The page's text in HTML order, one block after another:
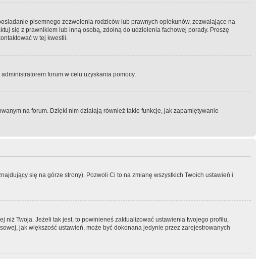
pisemnego zezwolenia rodziców lub prawnych opiekunów, zezwalające na
się z prawnikiem lub inną osobą, zdolną do udzielenia fachowej porady. Proszę
w tej kwestii.
forum w celu uzyskania pomocy.
na forum. Dzięki nim działają również takie funkcje, jak zapamiętywanie
się na górze strony). Pozwoli Ci to na zmianę wszystkich Twoich ustawień i
niż Twoja. Jeżeli tak jest, to powinieneś zaktualizować ustawienia twojego profilu,
jak większość ustawień, może być dokonana jedynie przez zarejestrowanych